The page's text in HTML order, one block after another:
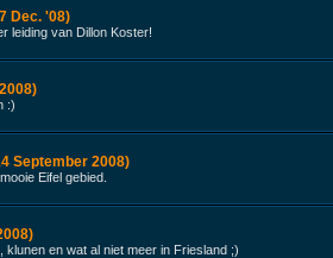
Dec. '08)
leiding van Dillon Koster!
:)
September 2008)
Eifel gebied.
en wat al niet meer in Friesland ;)